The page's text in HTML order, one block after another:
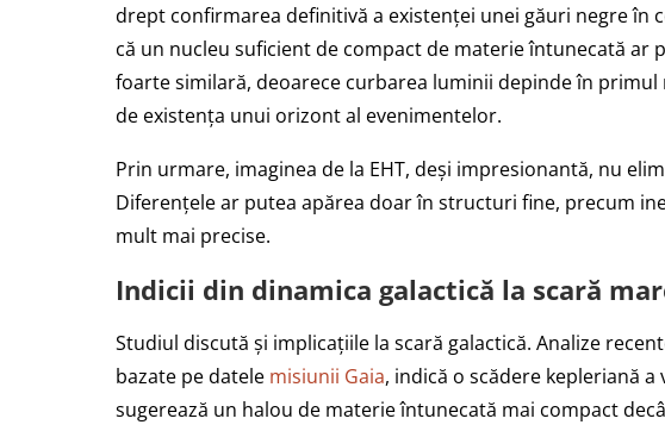
drept confirmarea definitivă a existenței unei găuri negre în
că un nucleu suficient de compact de materie întunecată ar
foarte similară, deoarece curbarea luminii depinde în
de existența unui orizont al evenimentelor.
Prin urmare, imaginea de la EHT, deși impresionantă, nu
Diferențele ar putea apărea doar în structuri fine, precum
mult mai precise.
Indicii din dinamica galactică la scară
Studiul discută și implicațiile la scară galactică. Analize
bazate pe datele misiunii Gaia, indică o scădere kepleriană
sugerează un halou de materie întunecată mai compact